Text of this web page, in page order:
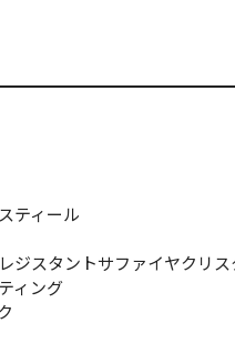
ティール
ジスタントサファイヤクリ
ィング